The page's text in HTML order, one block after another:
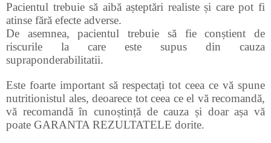
Pacientul trebuie să aibă așteptări realiste și care pot fi
atinse fără efecte adverse.
De asemnea, pacientul trebuie să fie conștient de
riscurile la care este supus din cauza
supraponderabilitatii.
Este foarte important să respectați tot ceea ce vă spune
nutritionistul ales, deoarece tot ceea ce el vă recomandă,
vă recomandă în cunoștință de cauza și doar așa vă
poate GARANTA REZULTATELE dorite.